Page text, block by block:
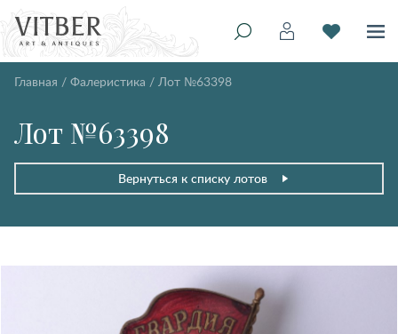
Главная / Фалеристика / Лот №63398
Лот №63398
Вернуться к списку лотов